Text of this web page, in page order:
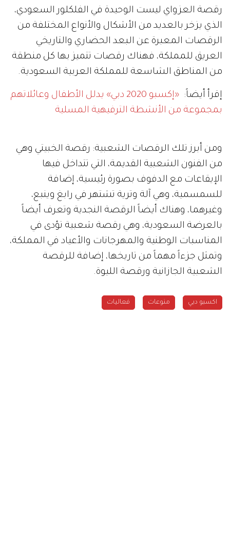
رقصة العزواي ليست الوحيدة في الفلكلور السعودي،
الذي يزخر بالعديد من الأشكال والأنواع المختلفة من
الرقصات المعبرة عن البعد الحضاري والتاريخي
العريق للمملكة، فهناك رقصات تتميز بها كل منطقة
من المناطق الشاسعة للمملكة العربية السعودية.
إقرأ أيضاً:
«‏إكسبو 2020 دبي»‏ يدلل الأطفال وعائلاتهم
بمجموعة من الأنشطة الترفيهية المسلية
ومن أبرز تلك الرقصات الشعبية: رقصة الخبيتي وهي
من الفنون الشعبية القديمة، التي تتداخل فيها
الإيقاعات مع الدفوف بصورة رئيسية، إضافة
للسمسمية، وهي آلة وترية تشتهر في رابغ وينبع،
وغيرهما، وهناك أيضاً الرقصة النجدية وتعرف أيضاً
بالعرضة السعودية، وهي رقصة شعبية تؤدى في
المناسبات الوطنية والمهرجانات والأعياد في المملكة،
وتمثل جزءاً مهماً من تاريخها، إضافة للرقصة
الشعبية الجازانية ورقصة الليوة.
اكسبو دبي منوعات فعاليات